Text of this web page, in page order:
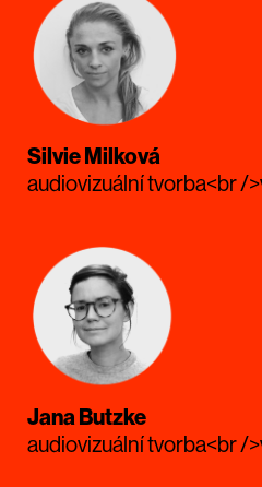
Silvie Milková
audiovizuální tvorba<br /
Jana Butzke
audiovizuální tvorba<br /